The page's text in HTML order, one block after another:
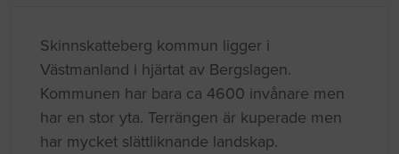
Skinnskatteberg kommun ligger i
Västmanland i hjärtat av Bergslagen.
Kommunen har bara ca 4600 invånare men
har en stor yta. Terrängen är kuperade men
har mycket slättliknande landskap.